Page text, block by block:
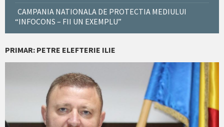
CAMPANIA NATIONALA DE PROTECTIA MEDIULUI
“INFOCONS – FII UN EXEMPLU”
PRIMAR: PETRE ELEFTERIE ILIE